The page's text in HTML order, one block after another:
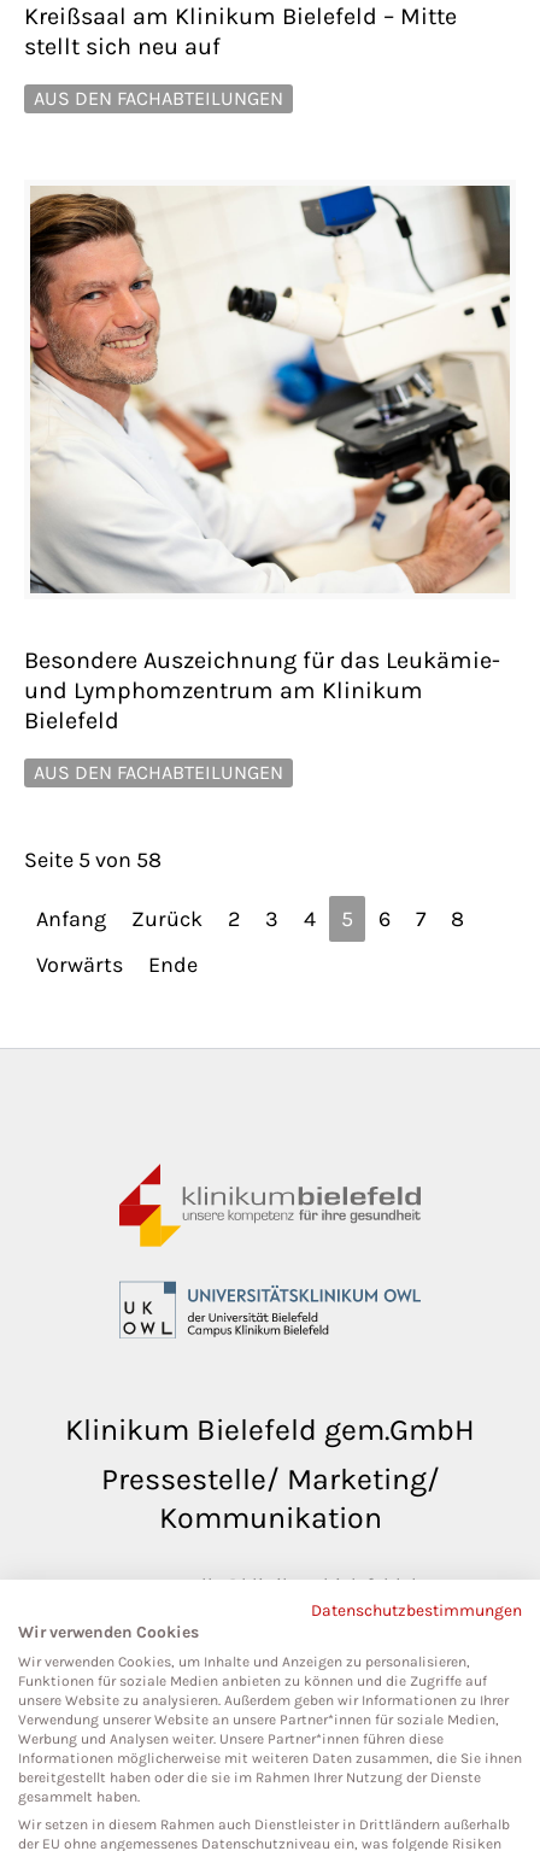
Kreißsaal am Klinikum Bielefeld – Mitte
stellt sich neu auf
AUS DEN FACHABTEILUNGEN
Besondere Auszeichnung für das Leukämie-
und Lymphomzentrum am Klinikum
Bielefeld
AUS DEN FACHABTEILUNGEN
Seite 5 von 58
Anfang Zurück 2 3 4 5 6 7
8
Vorwärts
Ende
Klinikum Bielefeld gem.GmbH
Pressestelle/ Marketing/
Kommunikation
pressestelle@klinikumbielefeld.de
Teutoburger Str. 50
33604 Bielefeld
Social Media
Datenschutzbestimmungen
Wir verwenden Cookies
Wir verwenden Cookies, um Inhalte und Anzeigen zu personalisieren,
Funktionen für soziale Medien anbieten zu können und die Zugriffe auf
unsere Website zu analysieren. Außerdem geben wir Informationen zu Ihrer
Verwendung unserer Website an unsere Partner*innen für soziale Medien,
Werbung und Analysen weiter. Unsere Partner*innen führen diese
Informationen möglicherweise mit weiteren Daten zusammen, die Sie ihnen
bereitgestellt haben oder die sie im Rahmen Ihrer Nutzung der Dienste
gesammelt haben.
Wir setzen in diesem Rahmen auch Dienstleister in Drittländern außerhalb
der EU ohne angemessenes Datenschutzniveau ein, was folgende Risiken